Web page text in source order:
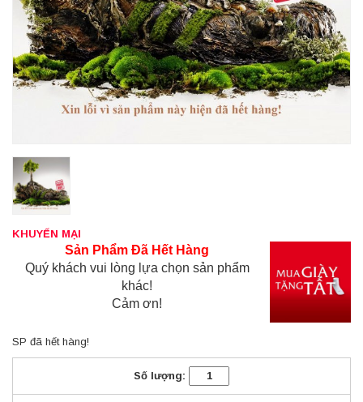
KHUYẾN MẠI
Sản Phẩm Đã Hết Hàng
Quý khách vui lòng lựa chọn sản phẩm
khác!
Cảm ơn!
SP đã hết hàng!
Số lượng: